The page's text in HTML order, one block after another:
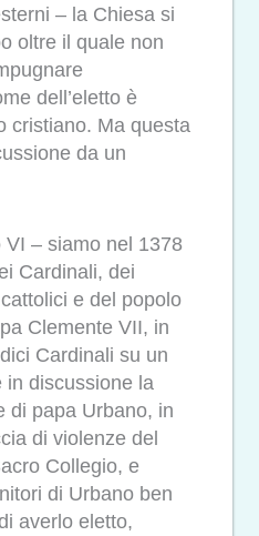
– la Chiesa si
oltre il quale non
dell’eletto è
cristiano. Ma questa
da un
VI – siamo nel 1378
Cardinali, dei
e del popolo
Clemente VII, in
Cardinali su un
in discussione la
di papa Urbano, in
di violenze del
Collegio, e
di Urbano ben
averlo eletto,